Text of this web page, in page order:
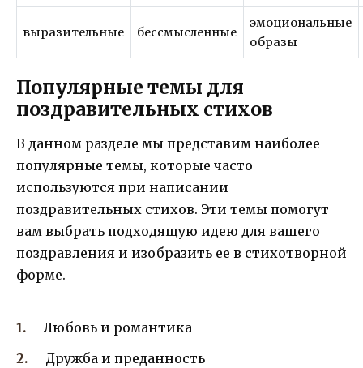
выразительные бессмысленные
эмоциональные
образы
Популярные темы для
поздравительных стихов
В данном разделе мы представим наиболее
популярные темы, которые часто
используются при написании
поздравительных стихов. Эти темы помогут
вам выбрать подходящую идею для вашего
поздравления и изобразить ее в стихотворной
форме.
Любовь и романтика
Дружба и преданность